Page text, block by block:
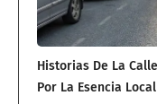
Historias De La
Por La Esencia Local